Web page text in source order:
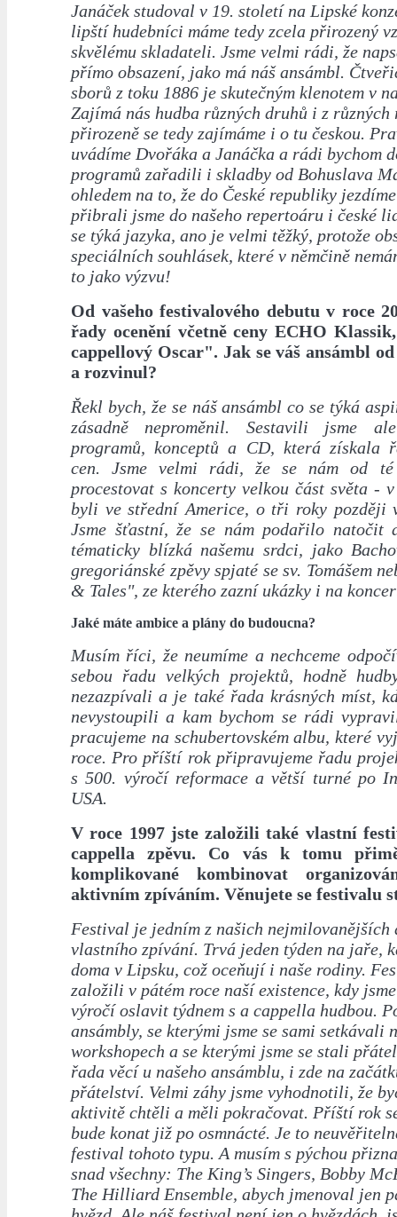
Janáček studoval v 19. století na Lipské
lipští hudebníci máme tedy zcela přirozený
skvělému skladateli. Jsme velmi rádi, že
přímo obsazení, jako má náš ansámbl.
sborů z toku 1886 je skutečným klenotem v
Zajímá nás hudba různých druhů i z různých
přirozeně se tedy zajímáme i o tu českou.
uvádíme Dvořáka a Janáčka a rádi bychom
programů zařadili i skladby od Bohuslava
ohledem na to, že do České republiky
přibrali jsme do našeho repertoáru i české
se týká jazyka, ano je velmi těžký, protože
speciálních souhlásek, které v němčině
to jako výzvu!
Od vašeho festivalového debutu v roce
řady ocenění včetně ceny ECHO
cappellový Oscar". Jak se váš ansámbl
a rozvinul?
Řekl bych, že se náš ansámbl co se týká
zásadně neproměnil. Sestavili jsme
programů, konceptů a CD, která získala
cen. Jsme velmi rádi, že se nám od
procestovat s koncerty velkou část světa -
byli ve střední Americe, o tři roky později
Jsme šťastní, že se nám podařilo natočit
tématicky blízká našemu srdci, jako
gregoriánské zpěvy spjaté se sv. Tomášem
& Tales", ze kterého zazní ukázky i na
Jaké máte ambice a plány do budoucna?
Musím říci, že neumíme a nechceme
sebou řadu velkých projektů, hodně
nezazpívali a je také řada krásných míst,
nevystoupili a kam bychom se rádi
pracujeme na schubertovském albu, které
roce. Pro příští rok připravujeme řadu
s 500. výročí reformace a větší turné po
USA.
V roce 1997 jste založili také vlastní
cappella zpěvu. Co vás k tomu
komplikované kombinovat
aktivním zpíváním. Věnujete se festivalu
Festival je jedním z našich nejmilovanějších
vlastního zpívání. Trvá jeden týden na jaře,
doma v Lipsku, což oceňují i naše rodiny.
založili v pátém roce naší existence, kdy
výročí oslavit týdnem s a cappella hudbou.
ansámbly, se kterými jsme se sami setkávali
workshopech a se kterými jsme se stali
řada věcí u našeho ansámblu, i zde na
přátelství. Velmi záhy jsme vyhodnotili, že
aktivitě chtěli a měli pokračovat. Příští rok
bude konat již po osmnácté. Je to
festival tohoto typu. A musím s pýchou
snad všechny: The King’s Singers, Bobby
The Hilliard Ensemble, abych jmenoval jen